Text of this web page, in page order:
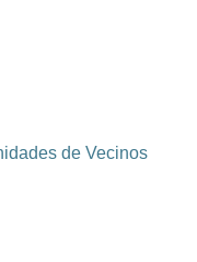
de Vecinos